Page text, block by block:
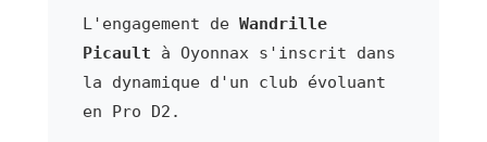
L'engagement de Wandrille
Picault à Oyonnax s'inscrit dans
la dynamique d'un club évoluant
en Pro D2.